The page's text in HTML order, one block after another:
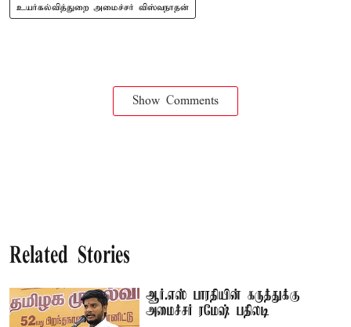
உயர்கல்வித்துறை அமைச்சர் விஸ்வநாதன்
Show Comments
Related Stories
ஆர்.எஸ் பாரதியின் கருத்துக்கு
அமைச்சர் ரமேஷ் பதிலடி